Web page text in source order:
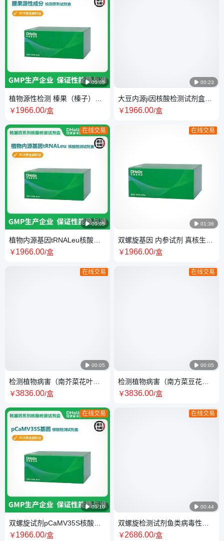
 00:05
植物源性检测 榛果（榛子）源
性核酸检测试剂盒（PCR-荧光
￥1966.00/盒
 00:05
在线交易
植物内源基因tRNALeu核酸检
测试剂盒（PCR-荧光探针法）
￥1966.00/盒
 00:05
在线交易
检测植物病害（南芥菜花叶病
毒）试剂盒 PCR荧光探针
￥3836.00/盒
 00:10
在线交易
双螺旋试剂pCaMV35S核酸检
测试剂盒（PCR-荧光探针法）
￥1966.00/盒
 00:23
大豆内源ji因核酸检测试剂盒
（PCR-荧光探针法）恒温荧光
￥1966.00/盒
 01:36
在线交易
双螺旋基因 内参试剂 真核生物
18S核酸检测试剂盒（PCR-荧
￥1966.00/盒
 00:05
在线交易
检测植物病害（南方菜豆花叶
病毒）试剂盒 pcr荧光探针
￥3836.00/盒
 00:44
在线交易
双螺旋检测试剂鱼类病毒性出
血性败血症病毒（PCR-荧光探
￥2686.00/盒